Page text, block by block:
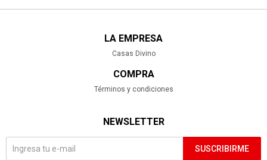
LA EMPRESA
Casas Divino
COMPRA
Términos y condiciones
NEWSLETTER
SUSCRIBIRME